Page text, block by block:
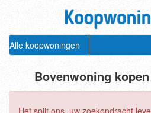
Alle koopwoningen
Bovenwoning
Het spijt ons, uw zoekopdracht